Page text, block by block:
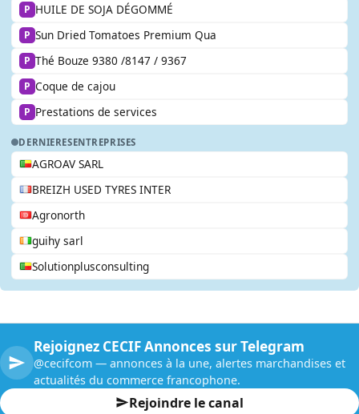
P HUILE DE SOJA DÉGOMMÉ
P Sun Dried Tomatoes Premium Qua
P Thé Bouze 9380 /8147 / 9367
P Coque de cajou
P Prestations de services
DERNIERESENTREPRISES
AGROAV SARL
BREIZH USED TYRES INTER
Agronorth
guihy sarl
Solutionplusconsulting
Rejoignez CECIF Annonces sur Telegram
@cecifcom — annonces à la une, alertes marchandises et
actualités du commerce francophone.
Rejoindre le canal